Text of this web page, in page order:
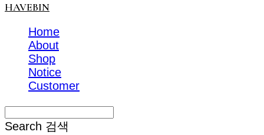
HAVEBIN
Home
About
Shop
Notice
Customer
Search 검색